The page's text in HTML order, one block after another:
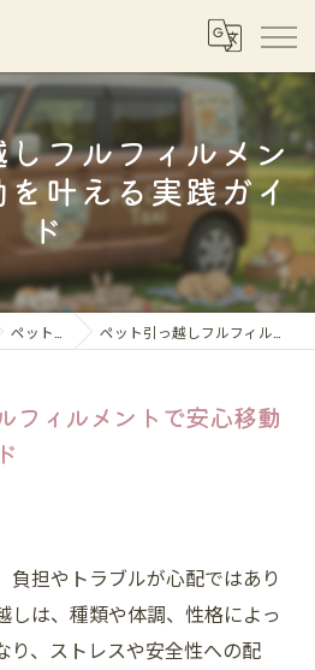
フルフィルメン
叶える実践ガイ
ド
ペット移動コラム ペット引っ越しフルフィルメントで安心移動を叶える実践ガイド
フィルメントで安心移動
負担やトラブルが心配ではあり
しは、種類や体調、性格によっ
り、ストレスや安全性への配